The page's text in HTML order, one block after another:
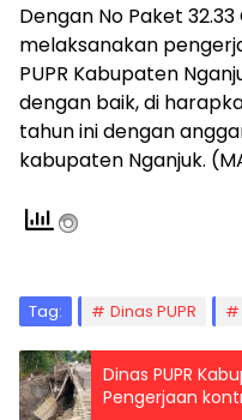
Dengan No Paket
melaksanakan
PUPR Kabupaten
dengan baik, di
tahun ini dengan
kabupaten Nganjuk.
Tag: Dinas PUPR
Dinas PUPR
Pengerjaan